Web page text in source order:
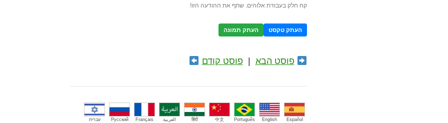
קח חלק בעבודת אלוהים. שתף את ההודעה הזו!
העתק טקסט העתק תמונה
פוסט הבא פוסט קודם
Español
English
Português
中文
हिंदी العربية Français
Русский עברית